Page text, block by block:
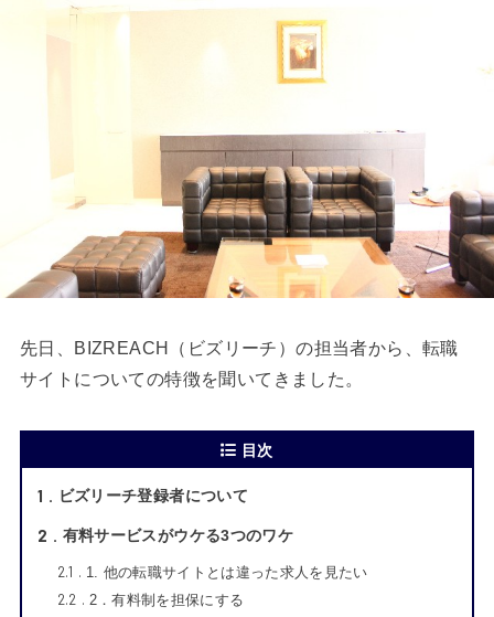
先日、BIZREACH（ビズリーチ）の担当者から、転職
サイトについての特徴を聞いてきました。
目次
1 ビズリーチ登録者について
2 有料サービスがウケる3つのワケ
2.1 1. 他の転職サイトとは違った求人を見たい
2.2 2．有料制を担保にする